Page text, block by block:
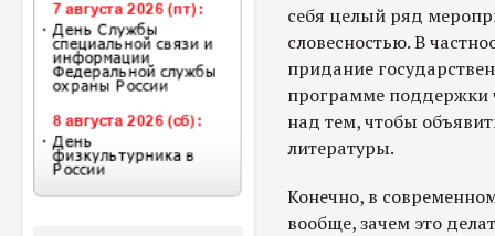
себя целый ряд
словесностью. В
придание
программе поддержки
над тем, чтобы
литературы.
Конечно, в
вообще, зачем это